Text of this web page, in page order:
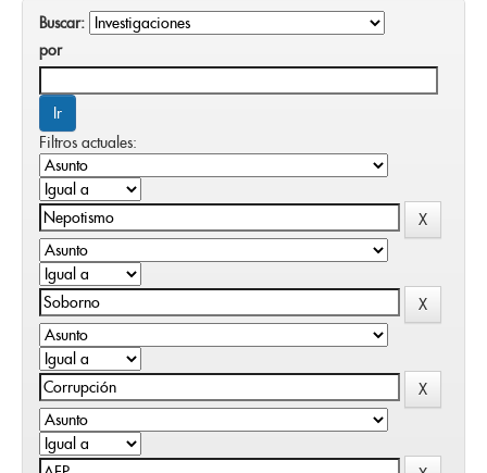
Buscar:
por
Filtros actuales: